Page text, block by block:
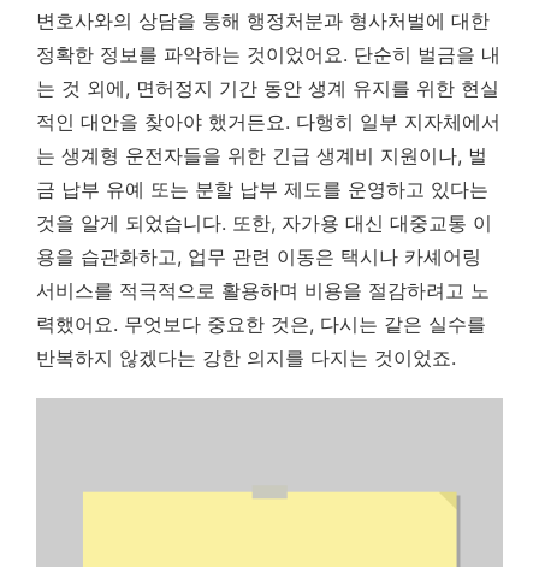
변호사와의 상담을 통해 행정처분과 형사처벌에 대한
정확한 정보를 파악하는 것이었어요. 단순히 벌금을 내
는 것 외에, 면허정지 기간 동안 생계 유지를 위한 현실
적인 대안을 찾아야 했거든요. 다행히 일부 지자체에서
는 생계형 운전자들을 위한 긴급 생계비 지원이나, 벌
금 납부 유예 또는 분할 납부 제도를 운영하고 있다는
것을 알게 되었습니다. 또한, 자가용 대신 대중교통 이
용을 습관화하고, 업무 관련 이동은 택시나 카셰어링
서비스를 적극적으로 활용하며 비용을 절감하려고 노
력했어요. 무엇보다 중요한 것은, 다시는 같은 실수를
반복하지 않겠다는 강한 의지를 다지는 것이었죠.